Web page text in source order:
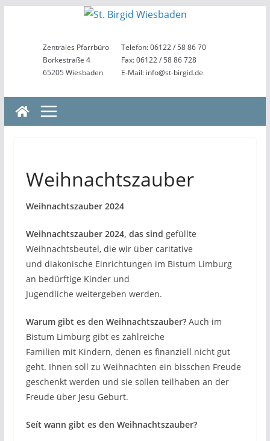
springenZentrales Pfarrbüro
Borkestraße 4
65205 Wiesbaden
Telefon: 06122 / 58 86 70
Fax: 06122 / 58 86 728
E-Mail: info@st-birgid.de
Weihnachtszauber
Weihnachtszauber 2024
Weihnachtszauber 2024, das sind gefüllte
Weihnachtsbeutel, die wir über caritative
und diakonische Einrichtungen im Bistum Limburg
an bedürftige Kinder und
Jugendliche weitergeben werden.
Warum gibt es den Weihnachtszauber? Auch im
Bistum Limburg gibt es zahlreiche
Familien mit Kindern, denen es finanziell nicht gut
geht. Ihnen soll zu Weihnachten ein bisschen Freude
geschenkt werden und sie sollen teilhaben an der
Freude über Jesu Geburt.
Seít wann gibt es den Weihnachtszauber?